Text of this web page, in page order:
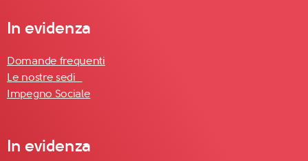
In evidenza
Domande frequenti
Le nostre sedi
Impegno Sociale
In evidenza